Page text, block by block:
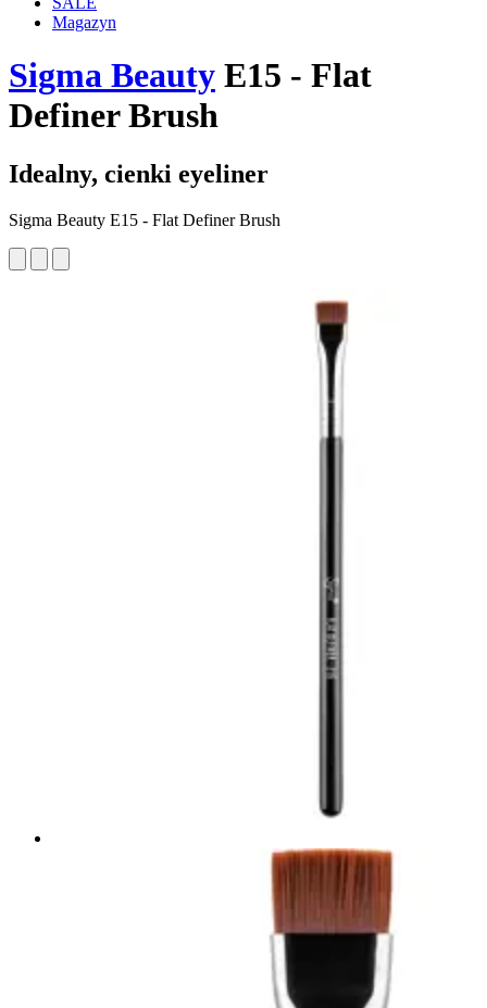
Magazyn
Sigma Beauty E15 - Flat
Definer Brush
Idealny, cienki eyeliner
Sigma Beauty E15 - Flat Definer Brush